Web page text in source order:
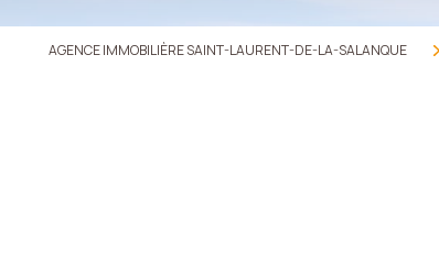
AGENCE IMMOBILIÈRE SAINT-LAURENT-DE-LA-SALANQUE